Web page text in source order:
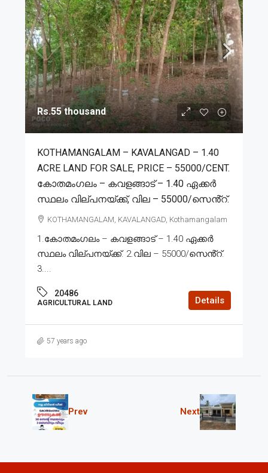
Rs.55 thousand
KOTHAMANGALAM – KAVALANGAD – 1.40
ACRE LAND FOR SALE, PRICE – 55000/CENT.
കോതമംഗലം – കവളങ്ങാട് – 1.40 ഏക്കർ
സ്ഥലം വില്പനയ്ക്ക്, വില – 55000/സെൻ്റ്.
KOTHAMANGALAM, KAVALANGAD, Kothamangalam
1.കോതമംഗലം – കവളങ്ങാട് – 1.40 ഏക്കർ
സ്ഥലം വില്പനയ്ക്ക്. 2.വില – 55000/സെൻ്റ്.
3....
20486
AGRICULTURAL LAND Details
57 years ago
Prev Next